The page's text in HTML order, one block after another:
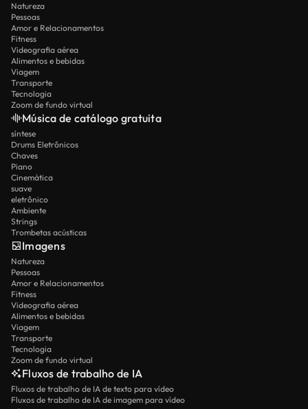
Natureza
Pessoas
Amor e Relacionamentos
Fitness
Videografia aérea
Alimentos e bebidas
Viagem
Transporte
Tecnologia
Zoom de fundo virtual
Música de catálogo gratuita
síntese
Drums Eletrônicos
Chaves
Piano
Cinemática
suave
eletrônico
Ambiente
Strings
Trombetas acústicas
Imagens
Natureza
Pessoas
Amor e Relacionamentos
Fitness
Videografia aérea
Alimentos e bebidas
Viagem
Transporte
Tecnologia
Zoom de fundo virtual
Fluxos de trabalho de IA
Fluxos de trabalho de IA de texto para vídeo
Fluxos de trabalho de IA de imagem para vídeo